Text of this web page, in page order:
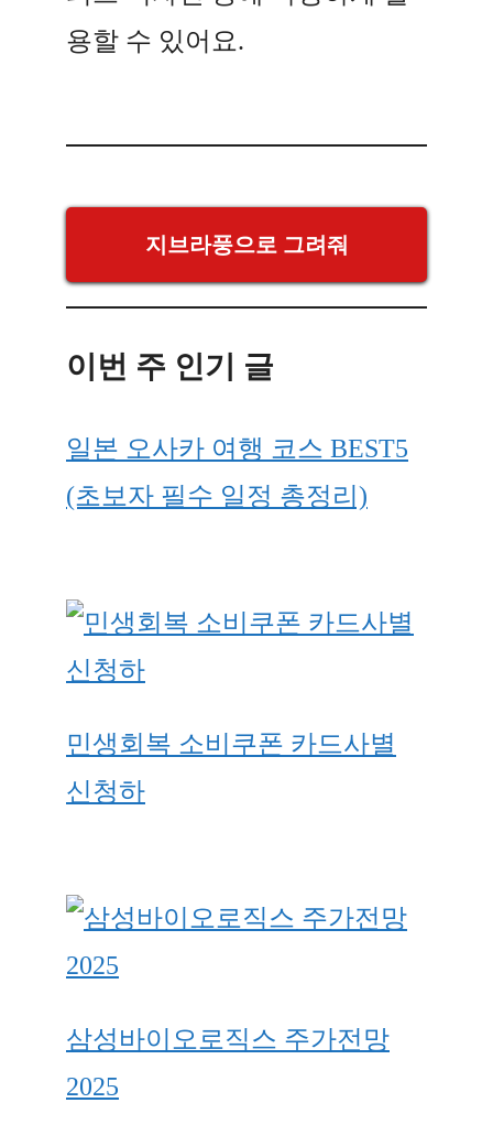
용할 수 있어요.
지브라풍으로 그려줘
이번 주 인기 글
일본 오사카 여행 코스 BEST5
(초보자 필수 일정 총정리)
민생회복 소비쿠폰 카드사별
신청하
삼성바이오로직스 주가전망
2025